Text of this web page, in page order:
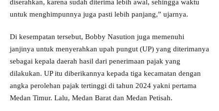
diserahkan, karena sudah diterima lebih awal, sehingga waktu
untuk menghimpunnya juga pasti lebih panjang,” ujarnya.
Di kesempatan tersebut, Bobby Nasution juga memenuhi
janjinya untuk menyerahkan upah pungut (UP) yang diterimanya
sebagai kepala daerah hasil dari penerimaan pajak yang
dilakukan. UP itu diberikannya kepada tiga kecamatan dengan
angka perolehan pajak tertinggi di tahun 2024 yakni pertama
Medan Timur. Lalu, Medan Barat dan Medan Petisah.